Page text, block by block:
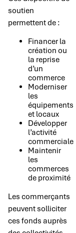
soutien
permettent de :
Financer la
création ou
la reprise
d’un
commerce
Moderniser
les
équipements
et locaux
Développer
l’activité
commerciale
Maintenir
les
commerces
de proximité
Les commerçants
peuvent solliciter
ces fonds auprès